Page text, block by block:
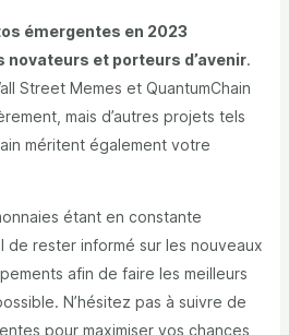
émergentes en 2023
et porteurs d’avenir.
Street Memes et QuantumChain
mais d’autres projets tels
méritent également votre
étant en constante
de rester informé sur les nouveaux
afin de faire les meilleurs
N’hésitez pas à suivre de
pour maximiser vos chances